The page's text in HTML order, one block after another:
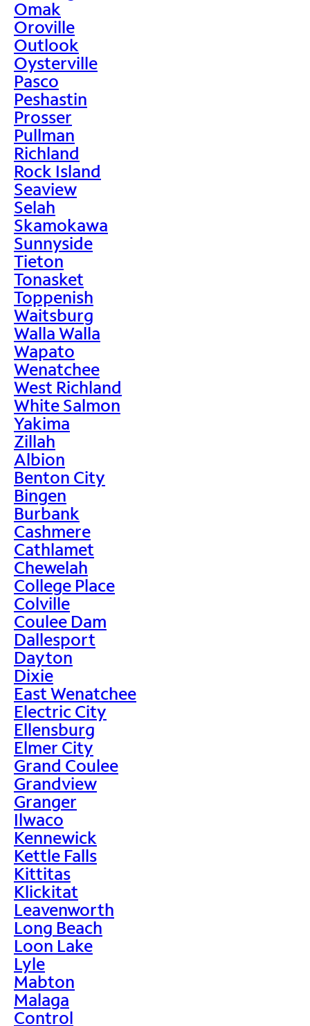
Omak
Oroville
Outlook
Oysterville
Pasco
Peshastin
Prosser
Pullman
Richland
Rock Island
Seaview
Selah
Skamokawa
Sunnyside
Tieton
Tonasket
Toppenish
Waitsburg
Walla Walla
Wapato
Wenatchee
West Richland
White Salmon
Yakima
Zillah
Albion
Benton City
Bingen
Burbank
Cashmere
Cathlamet
Chewelah
College Place
Colville
Coulee Dam
Dallesport
Dayton
Dixie
East Wenatchee
Electric City
Ellensburg
Elmer City
Grand Coulee
Grandview
Granger
Ilwaco
Kennewick
Kettle Falls
Kittitas
Klickitat
Leavenworth
Long Beach
Loon Lake
Lyle
Mabton
Malaga
Control